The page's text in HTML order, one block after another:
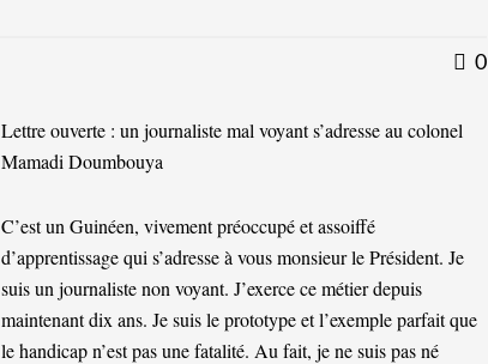
0
Lettre ouverte : un journaliste mal voyant s’adresse au colonel
Mamadi Doumbouya
C’est un Guinéen, vivement préoccupé et assoiffé
d’apprentissage qui s’adresse à vous monsieur le Président. Je
suis un journaliste non voyant. J’exerce ce métier depuis
maintenant dix ans. Je suis le prototype et l’exemple parfait que
le handicap n’est pas une fatalité. Au fait, je ne suis pas né